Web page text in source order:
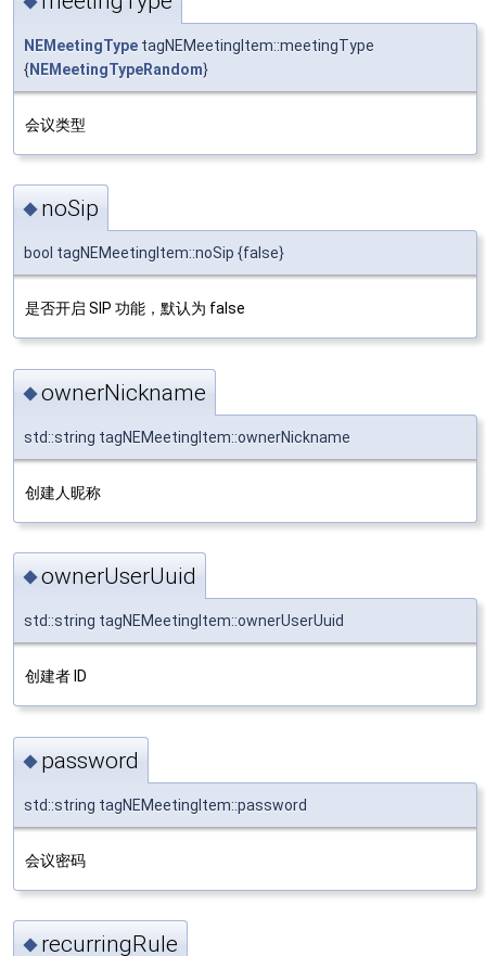
NEMeetingType tagNEMeetingItem::meetingType
{NEMeetingTypeRandom}
会议类型
◆ noSip
bool tagNEMeetingItem::noSip {false}
是否开启 SIP 功能，默认为 false
◆ownerNickname
std::string tagNEMeetingItem::ownerNickname
创建人昵称
◆ownerUserUuid
std::string tagNEMeetingItem::ownerUserUuid
创建者 ID
◆ password
std::string tagNEMeetingItem::password
会议密码
◆ recurringRule